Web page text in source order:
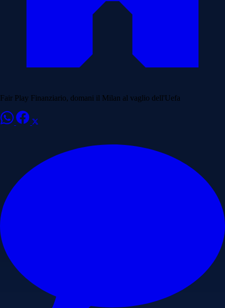
Fair Play Finanziario, domani il Milan al vaglio dell'Uefa